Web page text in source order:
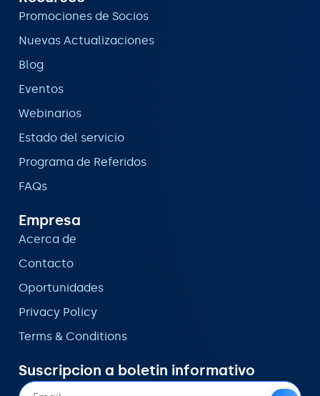
Promociones de Socios
Nuevas Actualizaciones
Blog
Eventos
Webinarios
Estado del servicio
Programa de Referidos
FAQs
Empresa
Acerca de
Contacto
Oportunidades
Privacy Policy
Terms & Conditions
Suscripcion a boletin informativo